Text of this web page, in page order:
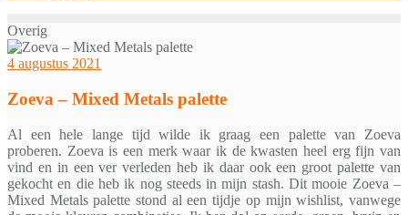
Overig
4 augustus 2021
Zoeva – Mixed Metals palette
Al een hele lange tijd wilde ik graag een palette van Zoeva
proberen. Zoeva is een merk waar ik de kwasten heel erg fijn van
vind en in een ver verleden heb ik daar ook een groot palette van
gekocht en die heb ik nog steeds in mijn stash. Dit mooie Zoeva –
Mixed Metals palette stond al een tijdje op mijn wishlist, vanwege